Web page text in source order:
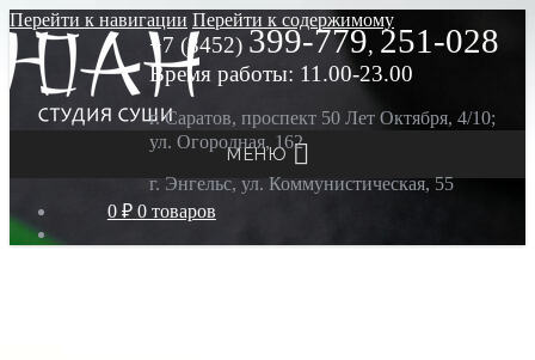
Перейти к навигации Перейти к содержимому
МЕНЮ
0 ₽ 0 товаров
+7 (8452) 399-779, 251-028
Время работы: 11.00-23.00
г. Саратов, проспект 50 Лет Октября, 4/10;
ул. Огородная, 162
г. Энгельс, ул. Коммунистическая, 55